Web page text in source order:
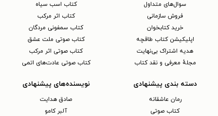
سوال‌های متداول
فروش سازمانی
خرید کتابخوان
اپلیکیشن کتاب طاقچه
هدیه اشتراک بی‌نهایت
مجلهٔ معرفی و نقد کتاب
کتاب اسب سیاه
کتاب اثر مرکب
کتاب سمفونی مردگان
کتاب صوتی ملت عشق
کتاب صوتی اثر مرکب
کتاب صوتی عادت‌های اتمی
دسته بندی پیشنهادی
رمان عاشقانه
کتاب‌ صوتی
نویسنده‌های پیشنهادی
صادق هدایت
آلبر کامو